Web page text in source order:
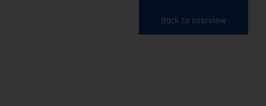
Back to overview